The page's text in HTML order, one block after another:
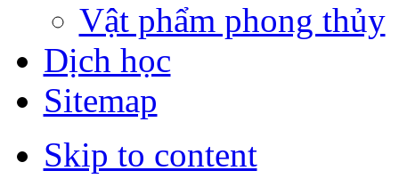
Vật phẩm phong thủy
Dịch học
Sitemap
Skip to content